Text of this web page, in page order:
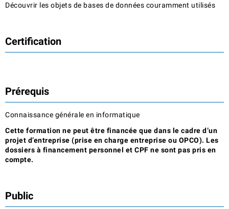
Découvrir les objets de bases de données couramment utilisés
Certification
Prérequis
Connaissance générale en informatique
Cette formation ne peut être financée que dans le cadre d’un
projet d’entreprise (prise en charge entreprise ou OPCO). Les
dossiers à financement personnel et CPF ne sont pas pris en
compte.
Public